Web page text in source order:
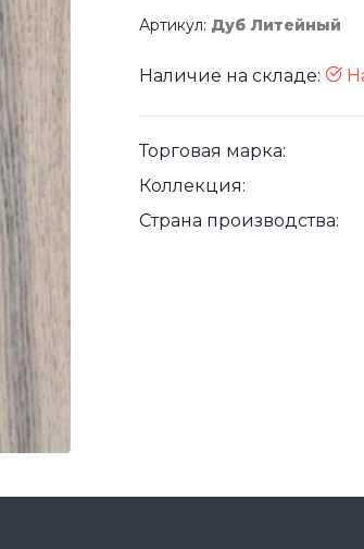
Артикул: Дуб Литейный
Наличие на складе:
Торговая марка:
Коллекция:
Страна производства: